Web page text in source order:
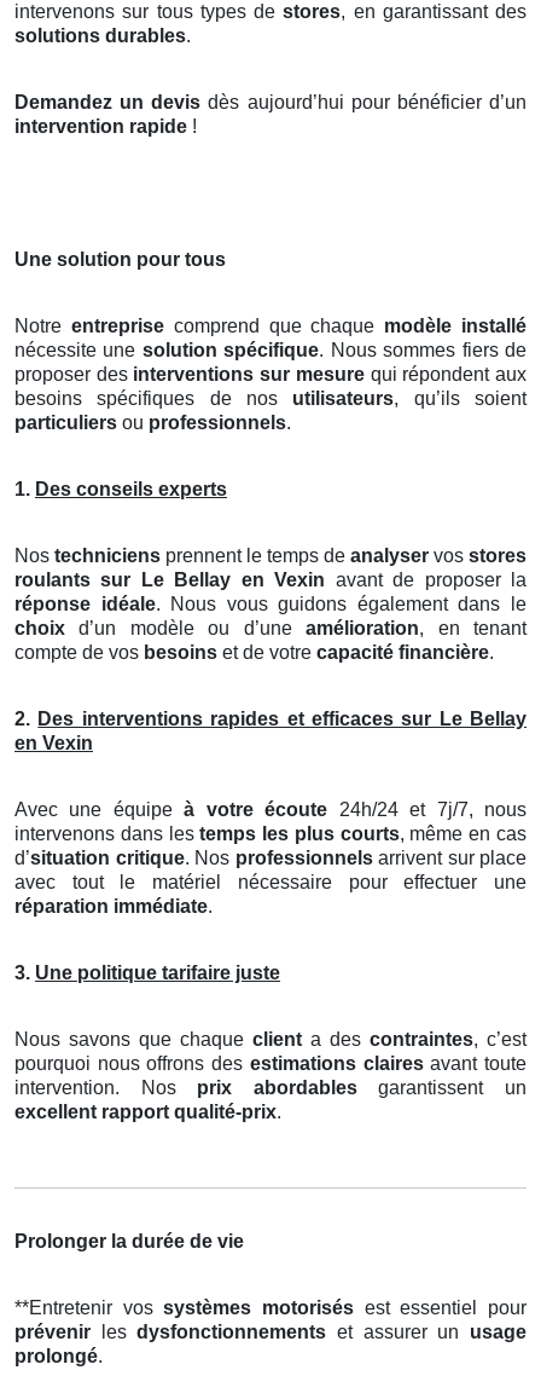
intervenons sur tous types destores, en garantissant des
solutions durables.
Demandez un devis dès aujourd’hui pour bénéficier d’un
intervention rapide !
Une solution pour tous
Notre entreprisecomprend que chaque modèle installé
nécessite une solution spécifique. Nous sommes fiers de
proposer des interventions sur mesurequi répondent aux
besoins spécifiques de nos utilisateurs, qu’ils soient
particuliers ou professionnels.
1. Des conseils experts
Nos techniciens prennent le temps de analyser vos stores
roulants sur Le Bellay en Vexin avant de proposer la
réponse idéale. Nous vous guidons également dans le
choix d’un modèle ou d’uneamélioration, en tenant
compte de vos besoins et de votre capacité financière.
2. Des interventions rapides et efficaces sur Le Bellay
en Vexin
Avec une équipeà votre écoute 24h/24 et 7j/7, nous
intervenons dans lestemps les plus courts, même en cas
d’situation critique. Nos professionnelsarrivent sur place
avec tout le matériel nécessaire pour effectuer une
réparation immédiate.
3. Une politique tarifaire juste
Nous savons que chaque client a des contraintes, c’est
pourquoi nous offrons des estimations clairesavant toute
intervention. Nos prix abordablesgarantissent un
excellent rapport qualité-prix.
Prolonger la durée de vie
**Entretenir vossystèmes motorisés est essentiel pour
prévenir lesdysfonctionnements et assurer un usage
prolongé.